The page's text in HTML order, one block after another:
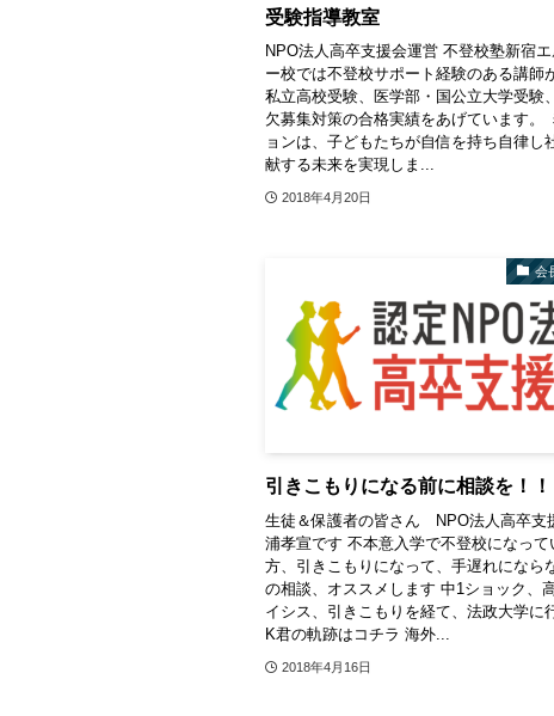
受験指導教室
NPO法人高卒支援会運営 不登校塾新宿エ
ー校では不登校サポート経験のある講師
私立高校受験、医学部・国公立大学受験
欠募集対策の合格実績をあげています。
ョンは、子どもたちが自信を持ち自律し
献する未来を実現しま...
2018年4月20日
会
引きこもりになる前に相談を！！
生徒＆保護者の皆さん NPO法人高卒支
浦孝宣です 不本意入学で不登校になって
方、引きこもりになって、手遅れになら
の相談、オススメします 中1ショック、
イシス、引きこもりを経て、法政大学に
K君の軌跡はコチラ 海外...
2018年4月16日